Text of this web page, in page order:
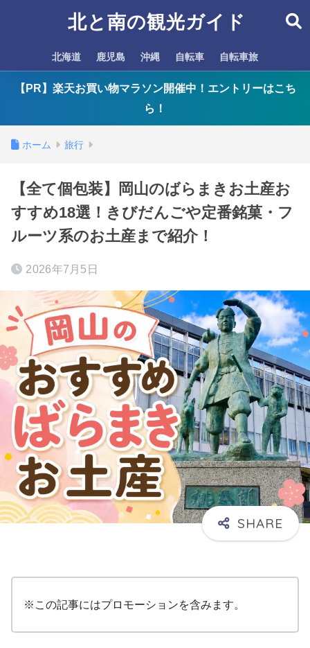
北と南の観光ガイド
北海道 鹿児島 沖縄 自転車 自転車旅
【PR】楽天お買い物マラソン開催中！エントリーはこち
ら！
ホーム 旅行
【全て個包装】岡山のばらまきお土産お
すすめ18選！きびだんごや定番銘菓・フ
ルーツ系のお土産まで紹介！
2026年7月5日
※この記事にはプロモーションを含みます。